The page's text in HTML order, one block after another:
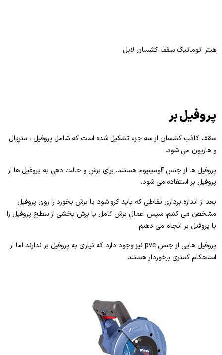
هیتر اتوماتیک سقف کشسان لابل
پروفیل بر
سقف کاذب کشسان از سه جزء تشکیل شده است که شامل پروفیل ، متریال
و هارپون می شود.
پروفیل ها از جنس آلومینیوم هستند، برای برش و حالت دهی به پروفیل ها از
پروفیل بر استفاده می شود.
بعد از اندازه برداری نقاطی که باید کرو شود یا برش بخورد را روی پروفیل
مشخص می کنیم، سپس اعمال برش کامل یا برش بخشی از سطح پروفیل را
با پروفیل بر انجام می دهیم.
پروفیل هایی از جنس pvc نیز وجود دارد که نیازی به پروفیل بر ندارند اما از
استحکام کمتری برخوردار هستند.